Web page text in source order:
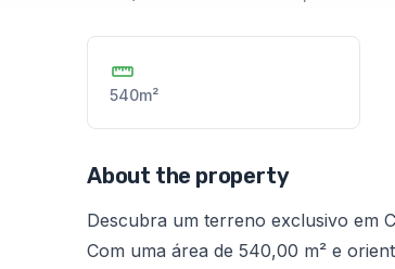
540m²
About the property
Descubra um terreno exclusivo em
Com uma área de 540,00 m² e